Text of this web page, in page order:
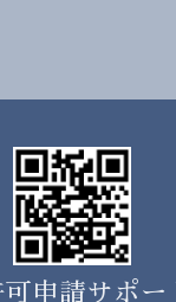
可申請サポー